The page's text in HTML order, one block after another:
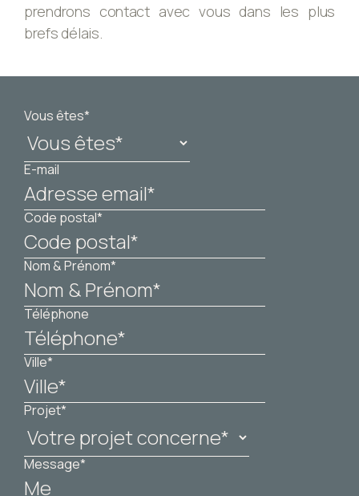
prendrons contact avec vous dans les plus
brefs délais.
Vous êtes*
E-mail
Code postal*
Nom & Prénom*
Téléphone
Ville*
Projet*
Message*